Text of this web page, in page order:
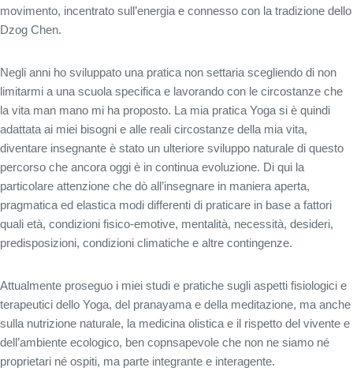
movimento, incentrato sull’energia e connesso con la tradizione dello
Dzog Chen.
Negli anni ho sviluppato una pratica non settaria scegliendo di non
limitarmi a una scuola specifica e lavorando con le circostanze che
la vita man mano mi ha proposto. La mia pratica Yoga si è quindi
adattata ai miei bisogni e alle reali circostanze della mia vita,
diventare insegnante è stato un ulteriore sviluppo naturale di questo
percorso che ancora oggi è in continua evoluzione. Di qui la
particolare attenzione che dò all’insegnare in maniera aperta,
pragmatica ed elastica modi differenti di praticare in base a fattori
quali età, condizioni fisico-emotive, mentalità, necessità, desideri,
predisposizioni, condizioni climatiche e altre contingenze.
Attualmente proseguo i miei studi e pratiche sugli aspetti fisiologici e
terapeutici dello Yoga, del pranayama e della meditazione, ma anche
sulla nutrizione naturale, la medicina olistica e il rispetto del vivente e
dell’ambiente ecologico, ben copnsapevole che non ne siamo né
proprietari né ospiti, ma parte integrante e interagente.